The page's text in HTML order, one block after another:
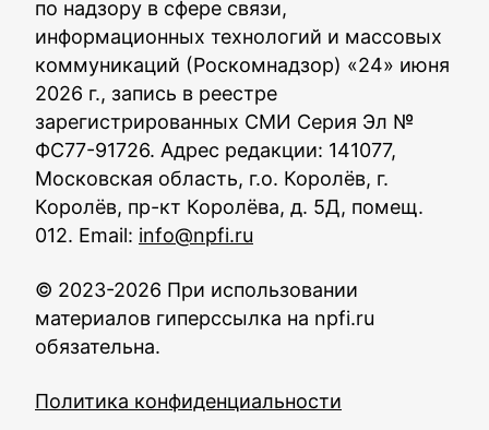
по надзору в сфере связи,
информационных технологий и массовых
коммуникаций (Роскомнадзор) «24» июня
2026 г., запись в реестре
зарегистрированных СМИ Серия Эл №
ФС77-91726. Адрес редакции: 141077,
Московская область, г.о. Королёв, г.
Королёв, пр-кт Королёва, д. 5Д, помещ.
012. Email: info@npfi.ru
© 2023-2026 При использовании
материалов гиперссылка на npfi.ru
обязательна.
Политика конфиденциальности